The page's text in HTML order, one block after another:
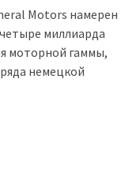
Motors намерен
миллиарда
моторной гаммы,
немецкой